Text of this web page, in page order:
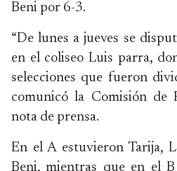
Beni por 6-3.
“De lunes a jueves se
en el coliseo Luis parra,
selecciones que fueron
comunicó la Comisión de
nota de prensa.
En el A estuvieron Tarija,
Beni, mientras que en el